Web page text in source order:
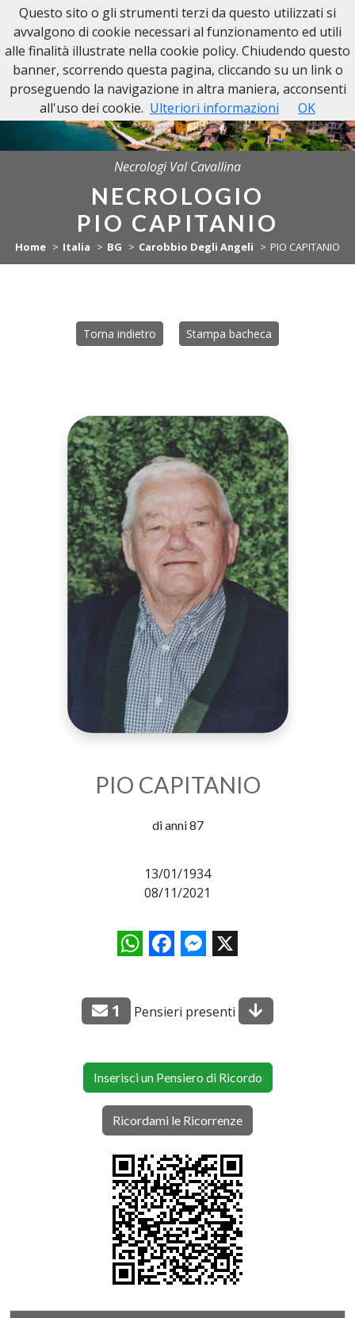
NECROLOGI VAL CAVALLINA
Necrologi Val Cavallina
NECROLOGIO
PIO CAPITANIO
Home Italia BG Carobbio Degli Angeli PIO CAPITANIO
Torna indietro Stampa bacheca
PIO CAPITANIO
di anni 87
13/01/1934
08/11/2021
WhatsAppFacebookMessenger
X
1 Pensieri presenti
Inserisci un Pensiero di Ricordo
Ricordami le Ricorrenze
Questo sito o gli strumenti terzi da questo utilizzati si
avvalgono di cookie necessari al funzionamento ed utili
alle finalità illustrate nella cookie policy. Chiudendo questo
banner, scorrendo questa pagina, cliccando su un link o
proseguendo la navigazione in altra maniera, acconsenti
all'uso dei cookie. Ulteriori informazioni OK